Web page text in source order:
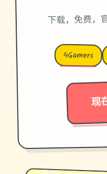
下载，免费，
4Gamers
现